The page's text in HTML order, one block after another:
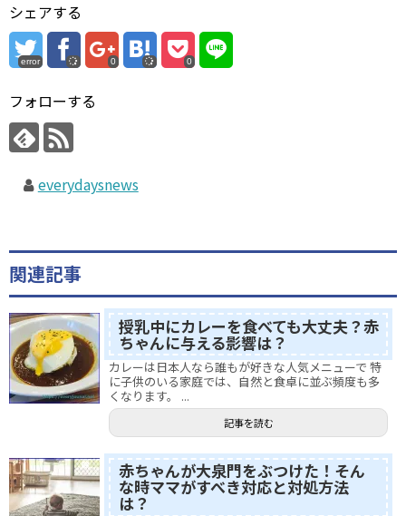
シェアする
error 0 0
フォローする
everydaysnews
関連記事
授乳中にカレーを食べても大丈夫？赤
ちゃんに与える影響は？
カレーは日本人なら誰もが好きな人気メニューで 特
に子供のいる家庭では、自然と食卓に並ぶ頻度も多
くなります。 ...
記事を読む
赤ちゃんが大泉門をぶつけた！そん
な時ママがすべき対応と対処方法
は？